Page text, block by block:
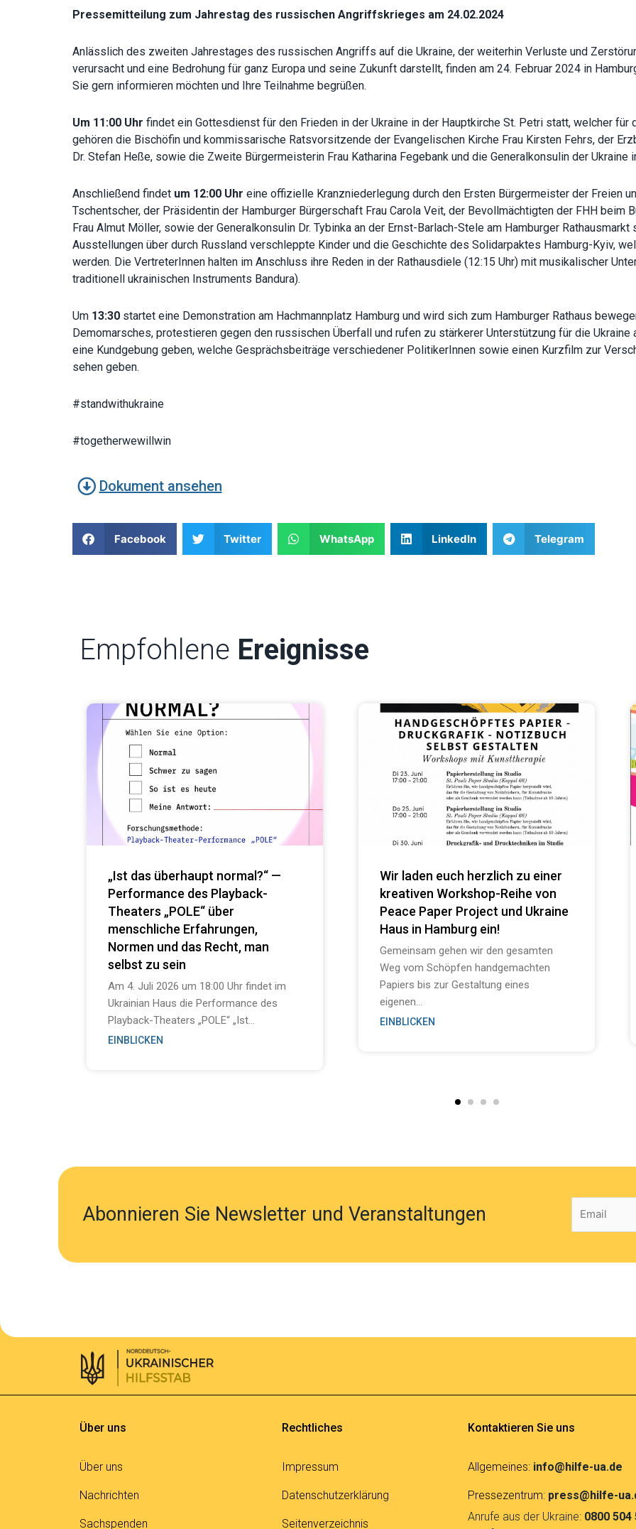
Pressemitteilung zum Jahrestag des russischen Angriffskrieges am 24.02.2024
Anlässlich des zweiten Jahrestages des russischen Angriffs auf die Ukraine, der weiterhin Verluste und
verursacht und eine Bedrohung für ganz Europa und seine Zukunft darstellt, finden am 24. Februar 2024 in
Sie gern informieren möchten und Ihre Teilnahme begrüßen.
Um 11:00 Uhr findet ein Gottesdienst für den Frieden in der Ukraine in der Hauptkirche St. Petri statt, welcher
gehören die Bischöfin und kommissarische Ratsvorsitzende der Evangelischen Kirche Frau Kirsten Fehrs, der
Dr. Stefan Heße, sowie die Zweite Bürgermeisterin Frau Katharina Fegebank und die Generalkonsulin der Ukraine
Anschließend findet um 12:00 Uhr eine offizielle Kranzniederlegung durch den Ersten Bürgermeister der Freien
Tschentscher, der Präsidentin der Hamburger Bürgerschaft Frau Carola Veit, der Bevollmächtigten der FHH beim
Frau Almut Möller, sowie der Generalkonsulin Dr. Tybinka an der Ernst-Barlach-Stele am Hamburger
Ausstellungen über durch Russland verschleppte Kinder und die Geschichte des Solidarpaktes Hamburg-Kyiv,
werden. Die VertreterInnen halten im Anschluss ihre Reden in der Rathausdiele (12:15 Uhr) mit musikalischer
traditionell ukrainischen Instruments Bandura).
Um 13:30 startet eine Demonstration am Hachmannplatz Hamburg und wird sich zum Hamburger Rathaus
Demomarsches, protestieren gegen den russischen Überfall und rufen zu stärkerer Unterstützung für die Ukraine
eine Kundgebung geben, welche Gesprächsbeiträge verschiedener PolitikerInnen sowie einen Kurzfilm zur
sehen geben.
#standwithukraine
#togetherwewillwin
Dokument ansehen
Facebook Twitter WhatsApp LinkedIn Telegram
Empfohlene Ereignisse
„Ist das überhaupt normal?“ —
Performance des Playback-
Theaters „POLE“ über
menschliche Erfahrungen,
Normen und das Recht, man
selbst zu sein
Am 4. Juli 2026 um 18:00 Uhr findet im
Ukrainian Haus die Performance des
Playback-Theaters „POLE“ „Ist...
EINBLICKEN
Wir laden euch herzlich zu einer
kreativen Workshop-Reihe von
Peace Paper Project und Ukraine
Haus in Hamburg ein!
Gemeinsam gehen wir den gesamten
Weg vom Schöpfen handgemachten
Papiers bis zur Gestaltung eines
eigenen...
EINBLICKEN
Abonnieren Sie Newsletter und Veranstaltungen
Über uns
Über uns
Nachrichten
Sachspenden
Rechtliches
Impressum
Datenschutzerklärung
Seitenverzeichnis
Kontaktieren Sie uns
Allgemeines: info@hilfe-ua.de
Pressezentrum: press@hilfe-
Anrufe aus der Ukraine: 0800 504
based on
used.
our website
to perform
as well as
visit. If you
refuse
these
cookies,
some
functionality
website.
content and
offers.